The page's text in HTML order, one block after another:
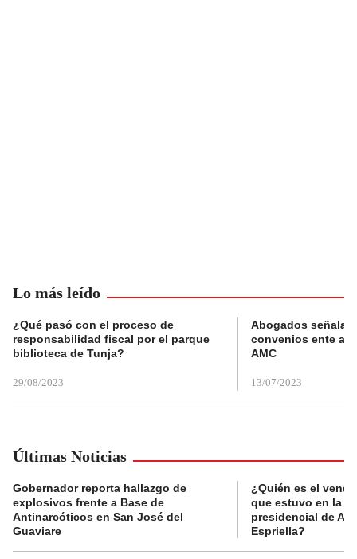
Lo más leído
¿Qué pasó con el proceso de
responsabilidad fiscal por el parque
biblioteca de Tunja?
29/08/2023
Abogados
convenios ente
AMC
13/07/2023
Últimas Noticias
Gobernador reporta hallazgo de
explosivos frente a Base de
Antinarcóticos en San José del
Guaviare
¿Quién es el
que estuvo en la
presidencial de
Espriella?